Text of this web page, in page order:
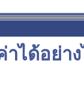
ได้อย่าง